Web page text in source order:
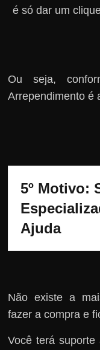
é só dar um
Ou seja,
Arrependimento é
5º Motivo:
Ajuda
Não existe a
fazer a compra e
Você terá